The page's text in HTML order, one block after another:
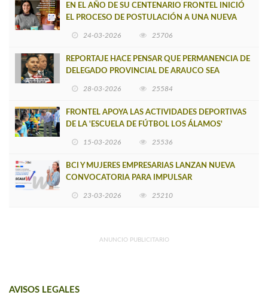
EN EL AÑO DE SU CENTENARIO FRONTEL INICIÓ
EL PROCESO DE POSTULACIÓN A UNA NUEVA
24-03-2026 25706
REPORTAJE HACE PENSAR QUE PERMANENCIA DE
DELEGADO PROVINCIAL DE ARAUCO SEA
28-03-2026 25584
FRONTEL APOYA LAS ACTIVIDADES DEPORTIVAS
DE LA 'ESCUELA DE FÚTBOL LOS ÁLAMOS'
15-03-2026 25536
BCI Y MUJERES EMPRESARIAS LANZAN NUEVA
CONVOCATORIA PARA IMPULSAR
23-03-2026 25210
ANUNCIO PUBLICITARIO
AVISOS LEGALES